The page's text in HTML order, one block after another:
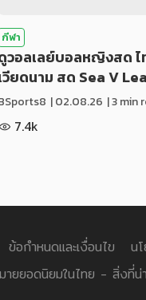
กีฬา
วอลเลย์บอลหญิงสด ไ
วียดนาม สด Sea V
|02.08.26 | 3 min
7.4k
ข้อกำหนดและเงื่อนไข
น
ายยอดนิยมในไทย - สิ่งที่น่